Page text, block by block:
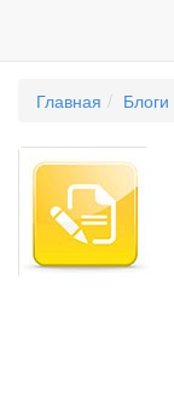
Главная Блоги